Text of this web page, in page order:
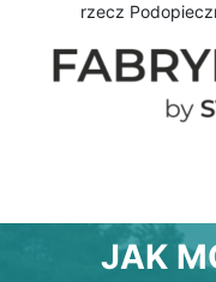
rzecz
JAK